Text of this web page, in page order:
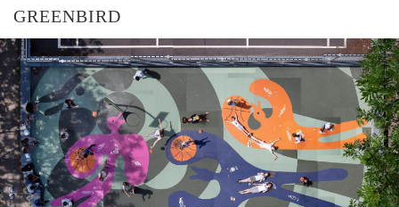
GREENBIRD